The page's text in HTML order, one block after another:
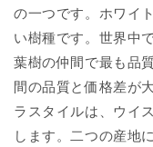
の一つです。ホワイ
い樹種です。世界中
葉樹の仲間で最も品
間の品質と価格差が
ラスタイルは、ウイ
します。二つの産地